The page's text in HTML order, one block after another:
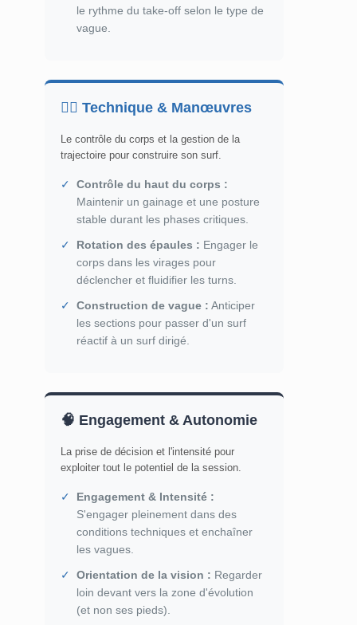
le rythme du take-off selon le type de
vague.
🏄‍♂️ Technique & Manœuvres
Le contrôle du corps et la gestion de la
trajectoire pour construire son surf.
✓
Contrôle du haut du corps :
Maintenir un gainage et une posture
stable durant les phases critiques.
✓
Rotation des épaules : Engager le
corps dans les virages pour
déclencher et fluidifier les turns.
✓
Construction de vague : Anticiper
les sections pour passer d'un surf
réactif à un surf dirigé.
🧠 Engagement & Autonomie
La prise de décision et l'intensité pour
exploiter tout le potentiel de la session.
✓
Engagement & Intensité :
S'engager pleinement dans des
conditions techniques et enchaîner
les vagues.
✓
Orientation de la vision : Regarder
loin devant vers la zone d'évolution
(et non ses pieds).